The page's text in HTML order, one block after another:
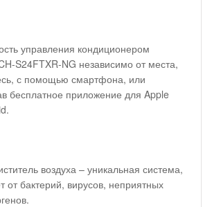
управления кондиционером
S24FTXR-NG независимо от места,
с помощью смартфона, или
бесплатное приложение для Apple
воздуха – уникальная система,
от бактерий, вирусов, неприятных